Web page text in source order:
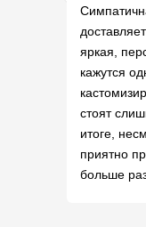
яркая,
кажутся
стоят
итоге,
приятно
больше